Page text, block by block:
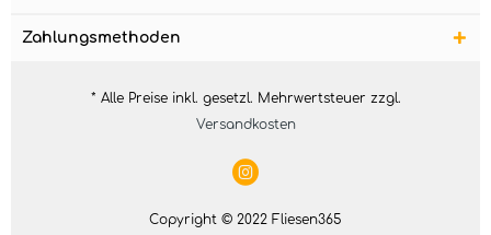
Zahlungsmethoden
* Alle Preise inkl. gesetzl. Mehrwertsteuer zzgl.
Versandkosten
Copyright © 2022 Fliesen365